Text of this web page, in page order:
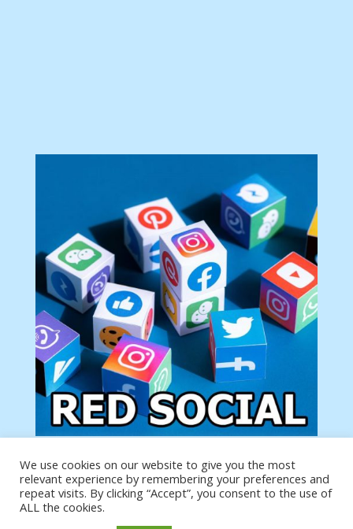
Tu anuncio va aquí
Podemos poner tu anuncio aquí con un link de tu
producto o página
We use cookies on our website to give you the most
relevant experience by remembering your preferences and
repeat visits. By clicking “Accept”, you consent to the use of
ALL the cookies.